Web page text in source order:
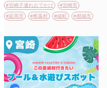
#宮崎子連れおでかけ
#宮崎市
#延岡市
#椎葉村 #綾町 #都城市